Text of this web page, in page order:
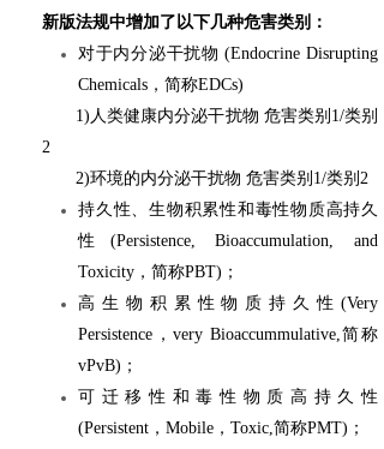
新版法规中增加了以下几种危害类别：
对于内分泌干扰物 (Endocrine Disrupting
Chemicals，简称EDCs)
1)人类健康内分泌干扰物 危害类别1/类别
2
2)环境的内分泌干扰物 危害类别1/类别2
持久性、生物积累性和毒性物质高持久
性 (Persistence, Bioaccumulation, and
Toxicity，简称PBT)；
高生物积累性物质持久性 (Very
Persistence，very Bioaccummulative,简称
vPvB)；
可迁移性和毒性物质高持久性
(Persistent，Mobile，Toxic,简称PMT)；